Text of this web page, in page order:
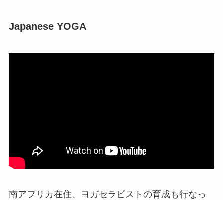
Japanese YOGA
南アフリカ在住、ヨガセラピストの育成も行なっ